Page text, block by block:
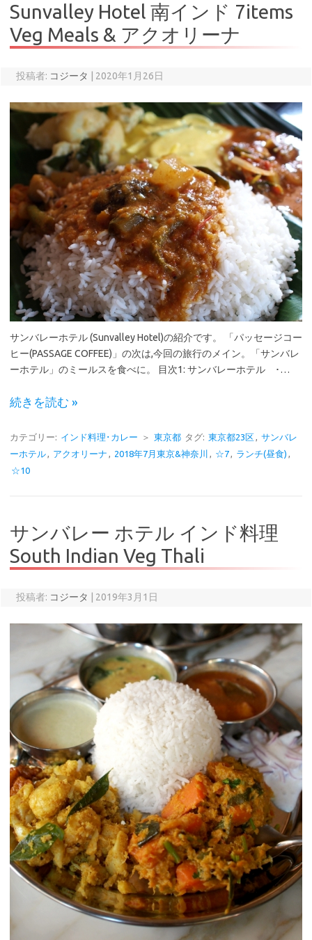
Sunvalley Hotel 南インド 7items
Veg Meals & アクオリーナ
投稿者: コジータ 2020年1月26日
サンバレーホテル (Sunvalley Hotel)の紹介です。 「パッセージコー
ヒー(PASSAGE COFFEE)」の次は,今回の旅行のメイン。「サンバレ
ーホテル」のミールスを食べに。 目次1: サンバレーホテル ･…
続きを読む »
カテゴリー: インド料理･カレー ＞ 東京都 タグ: 東京都23区, サンバレ
ーホテル, アクオリーナ , 2018年7月東京&神奈川 , ☆7, ランチ(昼食) ,
☆10
サンバレー ホテル インド料理
South Indian Veg Thali
投稿者: コジータ 2019年3月1日